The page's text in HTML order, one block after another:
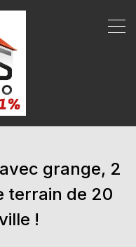
grange, 2
terrain de 20
!